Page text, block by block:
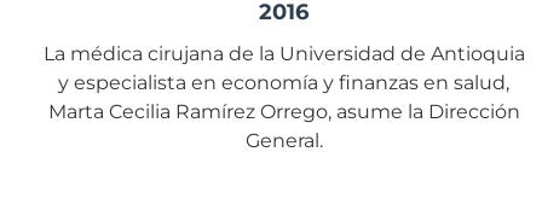
2016
La médica cirujana de la Universidad de Antioquia
y especialista en economía y finanzas en salud,
Marta Cecilia Ramírez Orrego, asume la Dirección
General.